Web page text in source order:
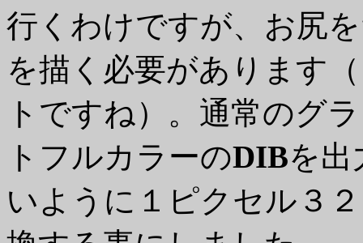
行くわけですが、お尻
を描く必要があります
トですね）。通常のグ
トフルカラーのDIBを
いように１ピクセル３